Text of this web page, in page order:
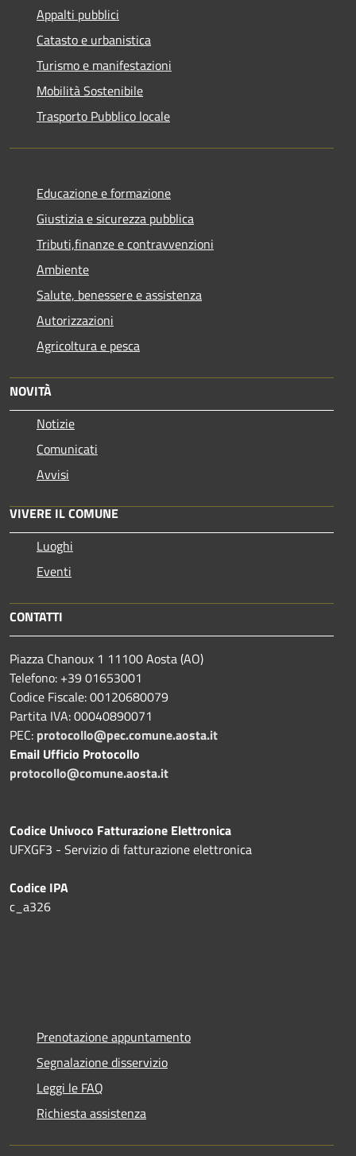
Appalti pubblici
Catasto e urbanistica
Turismo e manifestazioni
Mobilità Sostenibile
Trasporto Pubblico locale
Educazione e formazione
Giustizia e sicurezza pubblica
Tributi,finanze e contravvenzioni
Ambiente
Salute, benessere e assistenza
Autorizzazioni
Agricoltura e pesca
NOVITÀ
Notizie
Comunicati
Avvisi
VIVERE IL COMUNE
Luoghi
Eventi
CONTATTI
Piazza Chanoux 1 11100 Aosta (AO)
Telefono: +39 01653001
Codice Fiscale: 00120680079
Partita IVA: 00040890071
PEC: protocollo@pec.comune.aosta.it
Email Ufficio Protocollo
protocollo@comune.aosta.it
Codice Univoco Fatturazione Elettronica
UFXGF3 - Servizio di fatturazione elettronica
Codice IPA
c_a326
Prenotazione appuntamento
Segnalazione disservizio
Leggi le FAQ
Richiesta assistenza